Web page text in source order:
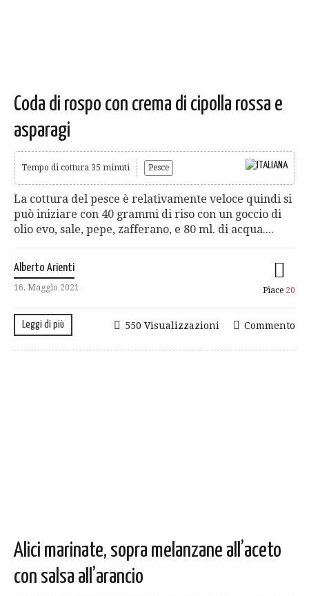
Coda di rospo con crema di cipolla rossa e
asparagi
Tempo di cottura 35 minuti Pesce
La cottura del pesce è relativamente veloce quindi si
può iniziare con 40 grammi di riso con un goccio di
olio evo, sale, pepe, zafferano, e 80 ml. di acqua....
Alberto Arienti
16. Maggio 2021 Piace 20
Leggi di più Commento
550 Visualizzazioni
Alici marinate, sopra melanzane all’aceto
con salsa all’arancio